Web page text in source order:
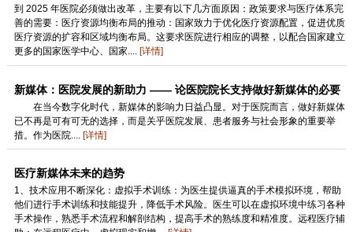
到 2025 年医院必须做出改革，主要有以下几方面原因：政策要求与医疗体系完
善的需要：医疗资源均衡布局的推动：国家致力于优化医疗资源配置，促进优质
医疗资源的扩容和区域均衡布局。这要求医院进行相应的调整，以配合国家建立
更多的国家医学中心、国家.... [详情]
新媒体：医院发展的新助力 —— 论医院院长支持做好新媒体的必要
在当今数字化时代，新媒体的影响力日益凸显。对于医院而言，做好新媒体
已不再是可有可无的选择，而是关乎医院发展、患者服务与社会形象的重要举
措。作为医院.... [详情]
医疗新媒体未来的趋势
1、技术应用不断深化：虚拟手术训练：为医生提供逼真的手术模拟环境，帮助
他们进行手术训练和技能提升，降低手术风险。医生可以在虚拟环境中练习各种
手术操作，熟悉手术流程和解剖结构，提高手术的熟练度和精准度。远程医疗辅